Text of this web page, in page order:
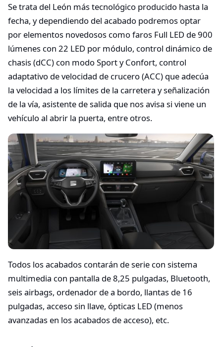
Se trata del León más tecnológico producido hasta la
fecha, y dependiendo del acabado podremos optar
por elementos novedosos como faros Full LED de 900
lúmenes con 22 LED por módulo, control dinámico de
chasis (dCC) con modo Sport y Confort, control
adaptativo de velocidad de crucero (ACC) que adecúa
la velocidad a los límites de la carretera y señalización
de la vía, asistente de salida que nos avisa si viene un
vehículo al abrir la puerta, entre otros.
Todos los acabados contarán de serie con sistema
multimedia con pantalla de 8,25 pulgadas, Bluetooth,
seis airbags, ordenador de a bordo, llantas de 16
pulgadas, acceso sin llave, ópticas LED (menos
avanzadas en los acabados de acceso), etc.